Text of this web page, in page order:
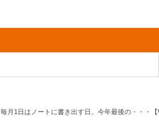
毎月1日はノートに書き出す日。今年最後の・・・